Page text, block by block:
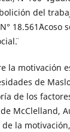
del
18.561¨Acoso
la motivación
de
de los
McClelland,
la